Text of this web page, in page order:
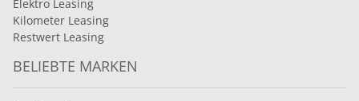
Elektro Leasing
Kilometer Leasing
Restwert Leasing
BELIEBTE MARKEN